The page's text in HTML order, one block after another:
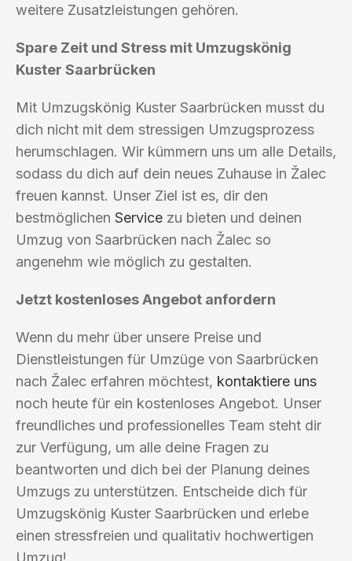
weitere Zusatzleistungen gehören.
Spare Zeit und Stress mit Umzugskönig
Kuster Saarbrücken
Mit Umzugskönig Kuster Saarbrücken musst du
dich nicht mit dem stressigen Umzugsprozess
herumschlagen. Wir kümmern uns um alle Details,
sodass du dich auf dein neues Zuhause in Žalec
freuen kannst. Unser Ziel ist es, dir den
bestmöglichen Service zu bieten und deinen
Umzug von Saarbrücken nach Žalec so
angenehm wie möglich zu gestalten.
Jetzt kostenloses Angebot anfordern
Wenn du mehr über unsere Preise und
Dienstleistungen für Umzüge von Saarbrücken
nach Žalec erfahren möchtest, kontaktiere uns
noch heute für ein kostenloses Angebot. Unser
freundliches und professionelles Team steht dir
zur Verfügung, um alle deine Fragen zu
beantworten und dich bei der Planung deines
Umzugs zu unterstützen. Entscheide dich für
Umzugskönig Kuster Saarbrücken und erlebe
einen stressfreien und qualitativ hochwertigen
Umzug!